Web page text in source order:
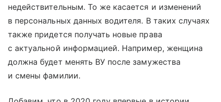
недействительным. То же касается и изменений
в персональных данных водителя. В таких случаях
также придется получать новые права
с актуальной информацией. Например, женщина
должна будет менять ВУ после замужества
и смены фамилии.